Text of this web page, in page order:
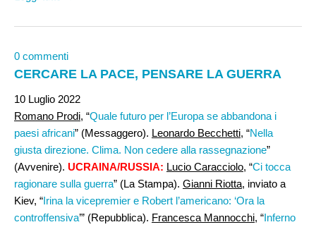
0 commenti
CERCARE LA PACE, PENSARE LA GUERRA
10 Luglio 2022
Romano Prodi, “Quale futuro per l’Europa se abbandona i
paesi africani” (Messaggero). Leonardo Becchetti, “Nella
giusta direzione. Clima. Non cedere alla rassegnazione”
(Avvenire). UCRAINA/RUSSIA: Lucio Caracciolo, “Ci tocca
ragionare sulla guerra” (La Stampa). Gianni Riotta, inviato a
Kiev, “Irina la vicepremier e Robert l’americano: ‘Ora la
controffensiva’” (Repubblica). Francesca Mannocchi, “Inferno